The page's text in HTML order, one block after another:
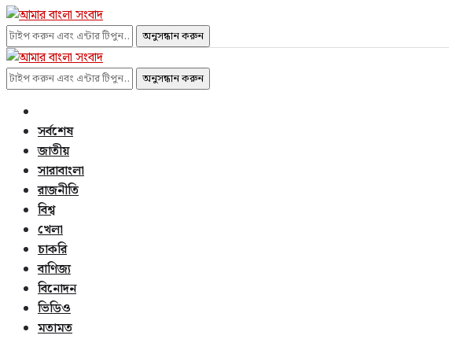
অনুসন্ধান করুন
অনুসন্ধান করুন
সর্বশেষ
জাতীয়
সারাবাংলা
রাজনীতি
বিশ্ব
খেলা
চাকরি
বাণিজ্য
বিনোদন
ভিডিও
মতামত